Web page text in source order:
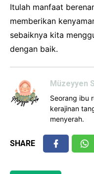
Itulah manfaat
memberikan
sebaiknya kita
dengan baik.
Müzeyyen
Seorang ibu
kerajinan
menyerah.
SHARE